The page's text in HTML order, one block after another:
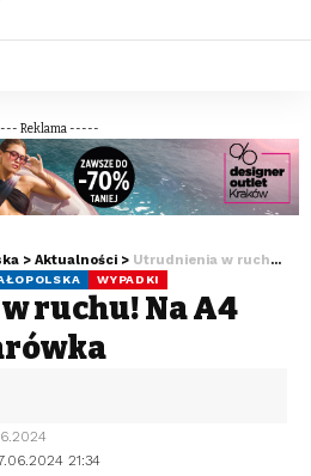
Reklama -----
> Aktualności > Utrudnienia w ruchu! Na A4 płonęła ciężarówka
WYPADKI
ruchu! Na A4
21:34